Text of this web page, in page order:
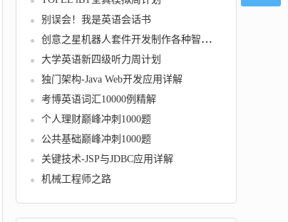
别误会！我是英语会话书
创意之星机器人套件开发制作各种智能机器人的方法和技巧
大学英语新四级听力周计划
独门架构-Java Web开发应用详解
考博英语词汇10000例精解
个人理财巅峰冲刺1000题
公共基础巅峰冲刺1000题
关键技术-JSP与JDBC应用详解
机械工程师之路